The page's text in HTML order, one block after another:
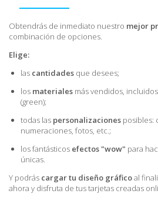
Obtendrás de inmediato nuestro mejor
combinación de opciones.
Elige:
las cantidades que desees;
los materiales más vendidos,
(green);
todas las personalizaciones posibles:
numeraciones, fotos, etc.;
los fantásticos efectos "wow" para
únicas.
Y podrás cargar tu diseño gráficoal
ahora y disfruta de tus tarjetas creadas